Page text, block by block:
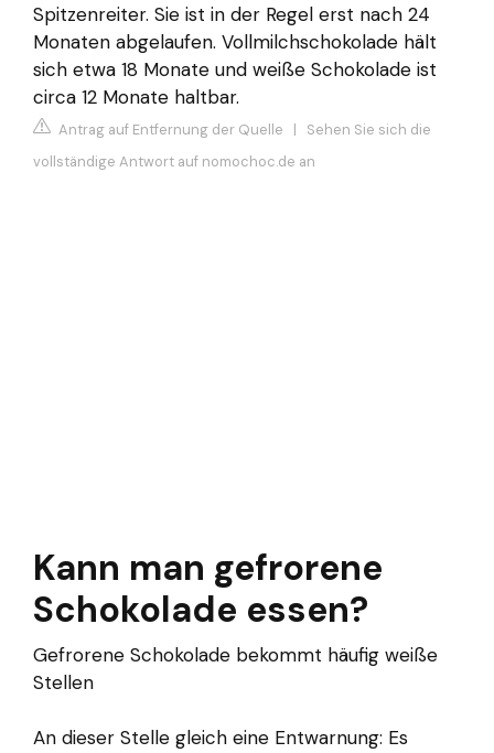
Spitzenreiter. Sie ist in der Regel erst nach 24
Monaten abgelaufen. Vollmilchschokolade hält
sich etwa 18 Monate und weiße Schokolade ist
circa 12 Monate haltbar.
Antrag auf Entfernung der Quelle | Sehen Sie sich die
vollständige Antwort auf nomochoc.de an
Kann man gefrorene
Schokolade essen?
Gefrorene Schokolade bekommt häufig weiße
Stellen
An dieser Stelle gleich eine Entwarnung: Es